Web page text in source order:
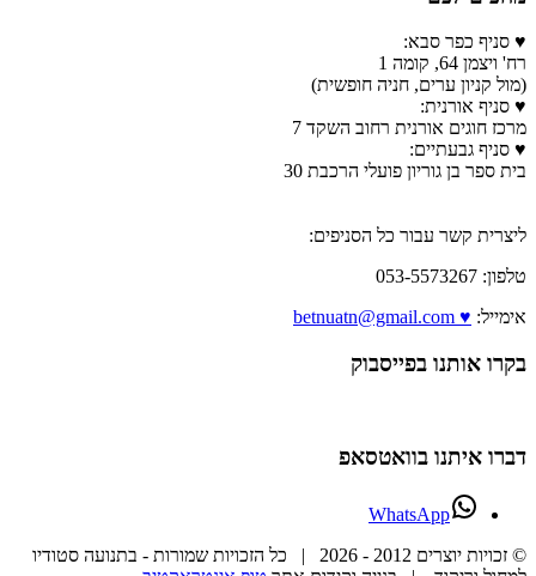
♥ סניף כפר סבא:
רח' ויצמן 64, קומה 1
(מול קניון ערים, חניה חופשית)
♥ סניף אורנית:
מרכז חוגים אורנית רחוב השקד 7
♥ סניף גבעתיים:
בית ספר בן גוריון פועלי הרכבת 30
ליצרית קשר עבור כל הסניפים:
טלפון: 053-5573267
אימייל: ♥ betnuatn@gmail.com
בקרו אותנו בפייסבוק
דברו איתנו בוואטסאפ
WhatsApp
© זכויות יוצרים 2012 -
2026 | כל הזכויות שמורות - בתנועה סטודיו